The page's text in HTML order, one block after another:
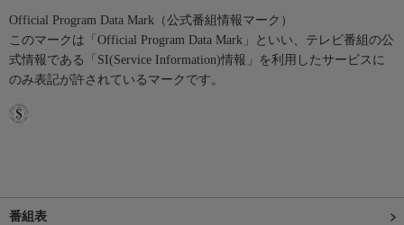
Official Program Data Mark（公式番組情報マーク）
このマークは「Official Program Data Mark」といい、テレビ番組の公
式情報である「SI(Service Information)情報」を利用したサービスに
のみ表記が許されているマークです。
番組表